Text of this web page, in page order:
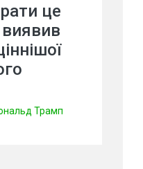
це
Трамп